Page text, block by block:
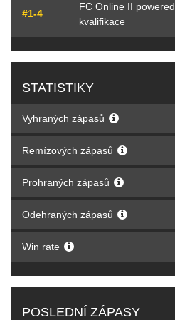
#1-4
FC Online II
kvalifikace
STATISTIKY
Vyhraných zápasů
Remízových zápasů
Prohraných zápasů
Odehraných zápasů
Win rate
POSLEDNÍ ZÁPASY